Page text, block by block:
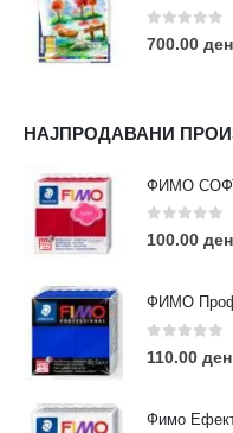
0out of 5
700.00 ден
НАЈПРОДАВАНИ
ФИМО
0 out of 5
100.00 ден
ФИМО
0out of 5
110.00 ден
Фимо